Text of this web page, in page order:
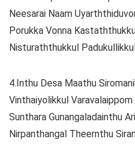
Neesarai Naam
Porukka Vonna
Nisturaththukkul
4.Inthu Desa Maathu
Vinthaiyolikkul Varavalaippom
Sunthara Gunangaladainthu
Nirpanthangal Theernthu